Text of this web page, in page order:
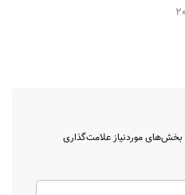
بخش‌های موردنیاز علامت‌گذاری